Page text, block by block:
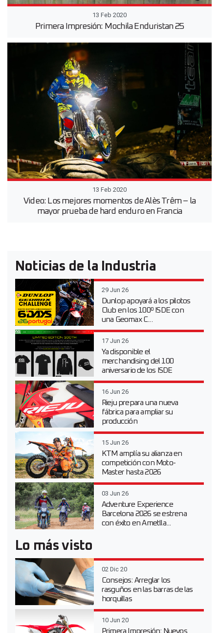
13 Feb 2020
Primera Impresión: Mochila Enduristan 25
13 Feb 2020
Video: Los mejores momentos de Alès Trêm – la
mayor prueba de hard enduro en Francia
Noticias de la Industria
29 Jun 26
Dunlop apoyará a los pilotos
Club en los 100º ISDE con
una Geomax C...
17 Jun 26
Ya disponible el
merchandising del 100
aniversario de los ISDE
16 Jun 26
Rieju prepara una nueva
fábrica para ampliar su
producción
15 Jun 26
KTM amplía su alianza en
competición con Moto-
Master hasta 2026
03 Jun 26
Adventure Experience
Barcelona 2026 se estrena
con éxito en Ametlla...
Lo más visto
02 Dic 20
Consejos: Arreglar los
rasguños en las barras de las
horquillas
10 Jun 20
Primera Impresión: Nuevos